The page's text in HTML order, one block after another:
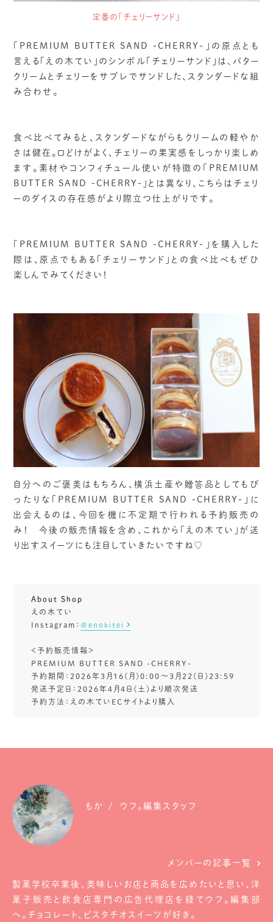
定番の「チェリーサンド」
「PREMIUM BUTTER SAND -CHERRY-」の原点とも
言える「えの木てい」のシンボル「チェリーサンド」は、バター
クリームとチェリーをサブレでサンドした、スタンダードな組
み合わせ。
食べ比べてみると、スタンダードながらもクリームの軽やか
さは健在。口どけがよく、チェリーの果実感をしっかり楽しめ
ます。素材やコンフィチュール使いが特徴の「PREMIUM
BUTTER SAND -CHERRY-」とは異なり、こちらはチェリ
ーのダイスの存在感がより際立つ仕上がりです。
「PREMIUM BUTTER SAND -CHERRY-」を購入した
際は、原点でもある「チェリーサンド」との食べ比べもぜひ
楽しんでみてください！
自分へのご褒美はもちろん、横浜土産や贈答品としてもぴ
ったりな「PREMIUM BUTTER SAND -CHERRY-」に
出会えるのは、今回を機に不定期で行われる予約販売の
み！ 今後の販売情報を含め、これから「えの木てい」が送
り出すスイーツにも注目していきたいですね♡
About Shop
えの木てい
Instagram： @enokitei
＜予約販売情報＞
PREMIUM BUTTER SAND -CHERRY-
予約期間：2026年3月16(月)0:00～3月22(日)23:59
発送予定日：2026年4月4日(土)より順次発送
予約方法：えの木ていECサイトより購入
もか ウフ。編集スタッフ
メンバーの記事一覧
製菓学校卒業後、美味しいお店と商品を広めたいと思い、洋
菓子販売と飲食店専門の広告代理店を経てウフ。編集部
へ。チョコレート、ピスタチオスイーツが好き。